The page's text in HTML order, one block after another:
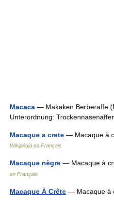
Macaca — Makaken Berberaffe
Unterordnung:
Macaque a crete — Macaque à
Wikipédia en Français
Macaque nègre — Macaque à
en Français
Macaque À Crête — Macaque